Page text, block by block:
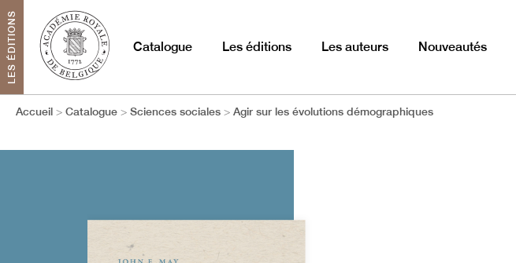
LES ÉDITIONS Catalogue Les éditions Les auteurs Nouveautés
Accueil Catalogue Sciences sociales Agir sur les évolutions démographiques